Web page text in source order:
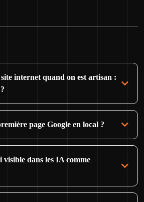
internet quand on est artisan :
page Google en local ?
visible dans les IA comme